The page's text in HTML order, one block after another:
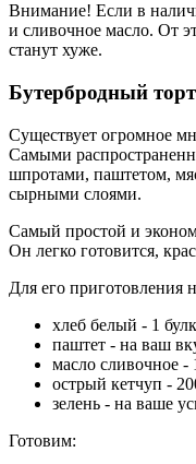
Внимание! Если в
и сливочное масло. От
станут хуже.
Бутербродный
Существует огромное
Самыми
шпротами, паштетом,
сырными слоями.
Самый простой и
Он легко готовится,
Для его приготовления
хлеб белый - 1
паштет - на ваш
масло сливочное -
острый кетчуп -
зелень - на ваше
Готовим: